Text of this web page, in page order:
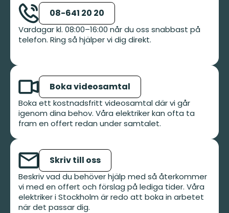
08-641 20 20
Vardagar kl. 08:00–16:00 når du oss snabbast på
telefon. Ring så hjälper vi dig direkt.
Boka videosamtal
Boka ett kostnadsfritt videosamtal där vi går
igenom dina behov. Våra elektriker kan ofta ta
fram en offert redan under samtalet.
Skriv till oss
Beskriv vad du behöver hjälp med så återkommer
vi med en offert och förslag på lediga tider. Våra
elektriker i Stockholm är redo att boka in arbetet
när det passar dig.